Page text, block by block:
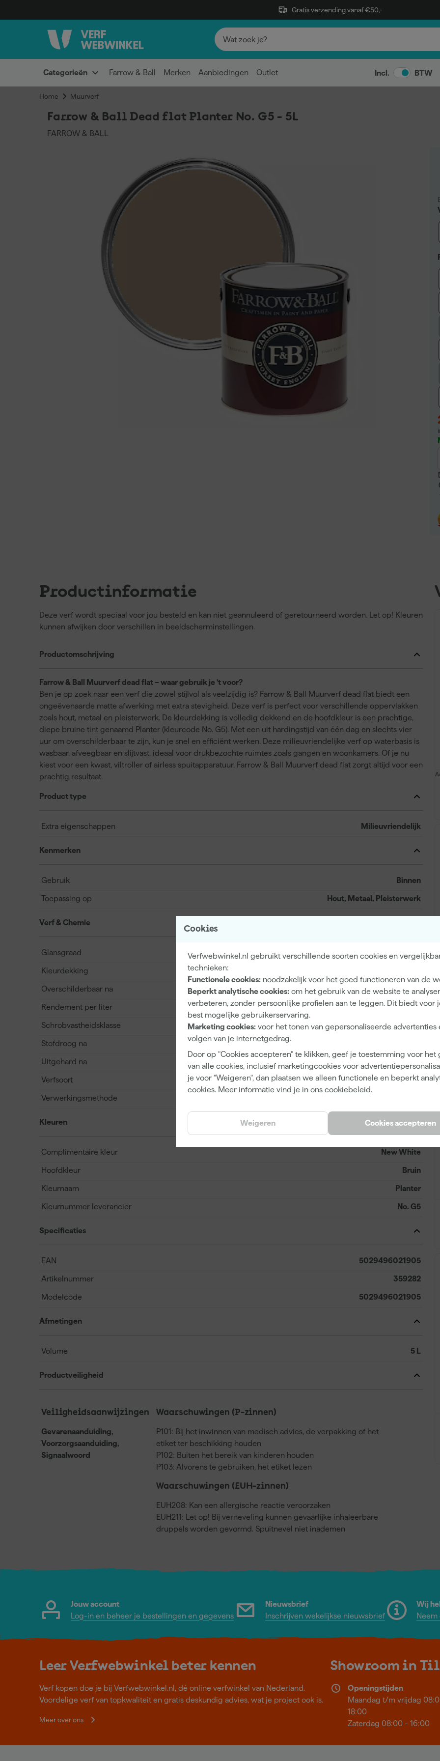
Gratis verzending vanaf €50,-
Categorieën Farrow & Ball Merken Aanbiedingen Outlet Incl. BTW
Home Muurverf
Cookies
Verfwebwinkel.nl gebruikt verschillende soorten cookies en
technieken:
Functionele cookies: noodzakelijk voor het goed functioneren van de
Beperkt analytische cookies: om het gebruik van de website te
verbeteren, zonder persoonlijke profielen aan te leggen. Dit biedt voor
best mogelijke gebruikerservaring.
Marketing cookies: voor het tonen van gepersonaliseerde advertenties
volgen van je internetgedrag.
Door op "Cookies accepteren" te klikken, geef je toestemming voor het
van alle cookies, inclusief marketingcookies voor
je voor "Weigeren", dan plaatsen we alleen functionele en beperkt
cookies. Meer informatie vind je in ons cookiebeleid.
Cookies accepteren
Weigeren
Farrow & Ball Dead flat Planter No. G5 - 5L
FARROW & BALL
Productinformatie
Deze verf wordt speciaal voor jou besteld en kan niet geannuleerd of geretourneerd worden. Let op! Kleuren
kunnen afwijken door verschillen in beeldscherminstellingen.
Productomschrijving
Farrow & Ball Muurverf dead flat – waar gebruik je 't voor?
Ben je op zoek naar een verf die zowel stijlvol als veelzijdig is? Farrow & Ball Muurverf dead flat biedt een
ongeëvenaarde matte afwerking met extra stevigheid. Deze verf is perfect voor verschillende oppervlakken
zoals hout, metaal en pleisterwerk. De kleurdekking is volledig dekkend en de hoofdkleur is een prachtige,
diepe bruine tint genaamd Planter (kleurcode No. G5). Met een uit hardingstijd van één dag en slechts vier
uur om overschilderbaar te zijn, kun je snel en efficiënt werken. Deze milieuvriendelijke verf op waterbasis is
wasbaar, afveegbaar en slijtvast, ideaal voor drukbezochte ruimtes zoals gangen en woonkamers. Of je nu
kiest voor een kwast, viltroller of airless spuitapparatuur, Farrow & Ball Muurverf dead flat zorgt altijd voor een
prachtig resultaat.
Product type
Extra eigenschappen Milieuvriendelijk
Kenmerken
Gebruik Binnen
Toepassing op Hout, Metaal, Pleisterwerk
Verf & Chemie
Glansgraad Extra mat
Kleurdekking
Overschilderbaar na 4 h
Rendement per liter 12 m²/l
Schrobvastheidsklasse 1
Stofdroog na
Uitgehard na
Verfsoort Waterbasis (acryl)
Verwerkingsmethode
Kleuren
Complimentaire kleur New White
Hoofdkleur Bruin
Kleurnaam Planter
Kleurnummer leverancier No. G5
Specificaties
EAN 5029496021905
Artikelnummer 359282
Modelcode 5029496021905
Afmetingen
Volume 5 L
Productveiligheid
Veiligheidsaanwijzingen
Gevarenaanduiding,
Voorzorgsaanduiding,
Signaalwoord
Waarschuwingen (P-zinnen)
P101: Bij het inwinnen van medisch advies, de verpakking of het
etiket ter beschikking houden
P102: Buiten het bereik van kinderen houden
P103: Alvorens te gebruiken, het etiket lezen
Waarschuwingen (EUH-zinnen)
EUH208: Kan een allergische reactie veroorzaken
EUH211: Let op! Bij verneveling kunnen gevaarlijke inhaleerbare
druppels worden gevormd. Spuitnevel niet inademen
Jouw account
Log-in en beheer je bestellingen en gegevens
Nieuwsbrief
Inschrijven wekelijkse nieuwsbrief
Wij
Leer Verfwebwinkel beter kennen
Verf kopen doe je bij Verfwebwinkel.nl, dé online verfwinkel van Nederland.
Voordelige verf van topkwaliteit en gratis deskundig advies, wat je project ook is.
Meer over ons
Showroom in
Openingstijden
Maandag t/m vrijdag
18:00
Zaterdag 08:00 - 16:00